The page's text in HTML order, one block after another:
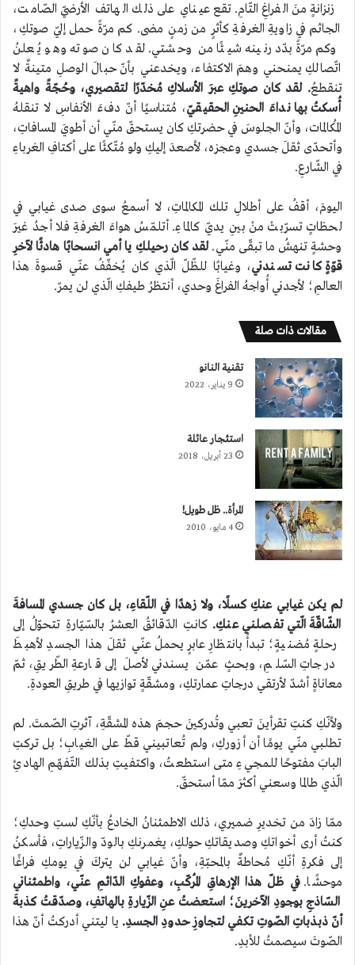
زنزانةٍ منَ الفراغِ التّامِ. تقع عيناي على ذلك الهاتف الأرضيّ الصّامت،
الجاثم في زاويةِ الغرفةِ كأثرٍ من زمنٍ مضى. كم مرّةً حمل إليّ صوتكِ،
وكم مرّةً بدّد رنينه شيئًا من وحشتي. لقد كان صوته وهو يُعلنُ
اتّصالكِ يمنحني وهمَ الاكتفاء، ويخدعني بأنّ حبالَ الوصلِ متينةٌ لا
تنقطعُ. لقد كان صوتكِ عبرَ الأسلاكِ مُخدّرًا لتقصيري، وحُجّةً واهيةً
أُسكتُ بها نداءَ الحنينِ الحقيقيّ، مُتناسيًا أنّ دفءَ الأنفاسِ لا تنقلهُ
المُكالمات، وأنّ الجلوسَ في حضرتكِ كان يستحقّ منّي أن أطويَ المسافاتِ،
وأتحدّى ثقلَ جسدي وعجزه، لأصعدَ إليكِ ولو مُتّكئًا على أكتافِ الغرباءِ
في الشّارعِ.
اليومَ، أقفُ على أطلالِ تلك المكالماتِ، لا أسمعُ سوى صدى غيابي في
لحظاتٍ تسرّبتْ منْ بينِ يديّ كالماءِ. أتلمّسُ هواءَ الغرفةِ فلا أجدُ غيرَ
وحشةٍ تنهشُ ما تبقّى منّي.لقد كان رحيلكِ يا أمي انسحابًا هادئًا لآخرِ
قوّةٍ كانت تسندني، وغيابًا للظّلّ الّذي كان يُخفّفُ عنّي قسوةَ هذا
العالمِ؛ لأجدني أُواجهُ الفراغَ وحدي، أنتظرُ طيفكِ الّذي لن يمرّ.
مقالات ذات صلة
تقنية النانو
9 يناير، 2022
استئجار عائلة
23 أبريل، 2018
المرأة.. ظل طويل!
4 مايو، 2010
لم يكن غيابي عنكِ كسلًا، ولا زهدًا في اللّقاءِ، بل كان جسدي المسافةَ
الشّاقّةَ الّتي تفصلني عنكِ. كانتِ الدّقائقُ العشرُ بالسّيّارةِ تتحوّلُ إلى
رحلةٍ مُضنيةٍ؛ تبدأُ بانتظارِ عابرٍ يحملُ عنّي ثقلَ هذا الجسدِ لأهبطَ
درجاتِ السّلمِ، وبحثٍ عمّن يسندني لأصلَ إلى قارعةِ الطّريقِ، ثمّ
معاناةٍ أشدّ لأرتقي درجاتِ عمارتكِ، ومشقّةٍ توازيها في طريقِ العودةِ.
ولأنّكِ كنتِ تقرأينَ تعبي وتُدركينَ حجمَ هذه المشقّةِ، آثرتِ الصّمتَ. لم
تطلبي منّي يومًا أن أزوركِ، ولم تُعاتبيني قطّ على الغيابِ؛ بل تركتِ
البابَ مفتوحًا للمجيءِ متى استطعتُ، واكتفيتِ بذلك التّفهّمِ الهادئِ
الّذي طالما وسعني أكثرَ ممّا أستحقّ.
ممّا زادَ من تخديرِ ضميري، ذلك الاطمئنانُ الخادعُ بأنّكِ لستِ وحدكِ؛
كنتُ أرى أخواتكِ وصديقاتكِ حولكِ، يغمرنكِ بالودّ والزّياراتِ، فأسكنُ
إلى فكرةِ أنّكِ مُحاطةٌ بالمحبّةِ، وأنّ غيابي لن يتركَ في يومكِ فراغًا
موحشًا.في ظلّ هذا الإرهاقِ المُركّبِ، وعفوكِ الدّائمِ عنّي، واطمئناني
السّاذجِ بوجودِ الآخرينَ؛ استعضتُ عنِ الزّيارةِ بالهاتفِ، وصدّقتُ كذبةَ
أنّ ذبذباتِ الصّوتِ تكفي لتجاوزِ حدودِ الجسدِ. يا ليتني أدركتُ أنّ هذا
الصّوتَ سيصمتُ للأبدِ.